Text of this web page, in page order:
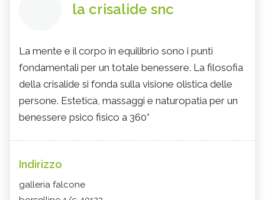
la crisalide snc
La mente e il corpo in equilibrio sono i punti
fondamentali per un totale benessere. La filosofia
della crisalide si fonda sulla visione olistica delle
persone. Estetica, massaggi e naturopatia per un
benessere psico fisico a 360°
Indirizzo
galleria falcone